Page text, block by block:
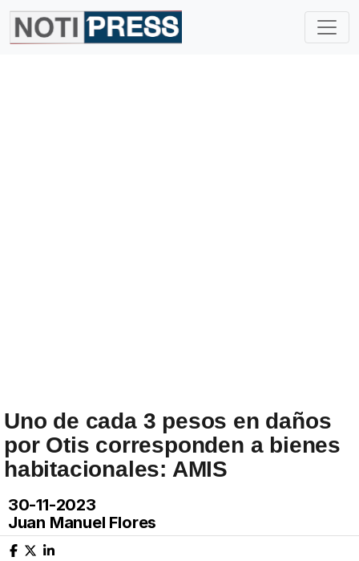
Uno de cada 3 pesos en daños
por Otis corresponden a bienes
habitacionales: AMIS
30-11-2023
Juan Manuel Flores